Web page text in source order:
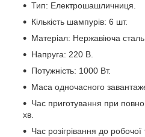
Тип: Електрошашличниця.
Кількість шампурів: 6 шт.
Матеріал: Нержавіюча сталь
Напруга: 220 В.
Потужність: 1000 Вт.
Маса одночасного
Час приготування при
хв.
Час розігрівання до